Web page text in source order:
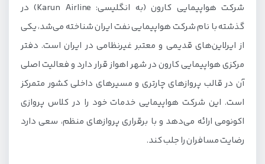
شرکت هواپیمایی کارون (به انگلیسی: Karun Airline) در
گذشته با نام شرکت هواپیمایی نفت ایران شناخته می‌شد، یکی
از ایرلاین‌های قدیمی و معتبر غیرنظامی در ایران است. دفتر
مرکزی هواپیمایی کارون در شهر اهواز قرار دارد و فعالیت اصلی
آن در قالب پروازهای چارتری و مسیرهای داخلی کشور متمرکز
است. این شرکت هواپیمایی خدمات خود را در کلاس پروازی
اکونومی ارائه می‌دهد و با برقراری پروازهای منظم، سعی دارد
رضایت مسافران را جلب کند.